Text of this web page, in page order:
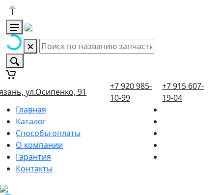
ул.Осипенко, 91
+7 920 985-
10-99
+7 915 607-
19-04
Главная
Каталог
Способы оплаты
О компании
Гарантия
Контакты